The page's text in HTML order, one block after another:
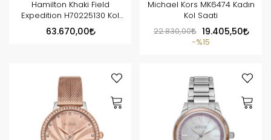
Hamilton Khaki Field
Expedition H70225130 Kol
Saati
63.670,00
Michael Kors MK6474 Kadın
Kol Saati
22.830,00
19.405,50
%15